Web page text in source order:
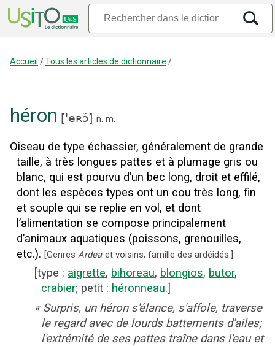
Accueil /Tous les articles de dictionnaire /
héron ['eʀɔ̃] n. m.
Oiseau de type échassier, généralement de grande
taille, à très longues pattes et à plumage gris ou
blanc, qui est pourvu d’un bec long, droit et effilé,
dont les espèces types ont un cou très long, fin
et souple qui se replie en vol, et dont
l’alimentation se compose principalement
d’animaux aquatiques (poissons, grenouilles,
etc.). [Genres Ardea et voisins; famille des ardéidés.]
[type : aigrette, bihoreau, blongios, butor,
crabier; petit : héronneau.]
« Surpris, un héron s'élance, s'affole, traverse
le regard avec de lourds battements d'ailes;
l'extrémité de ses pattes traîne dans l'eau et